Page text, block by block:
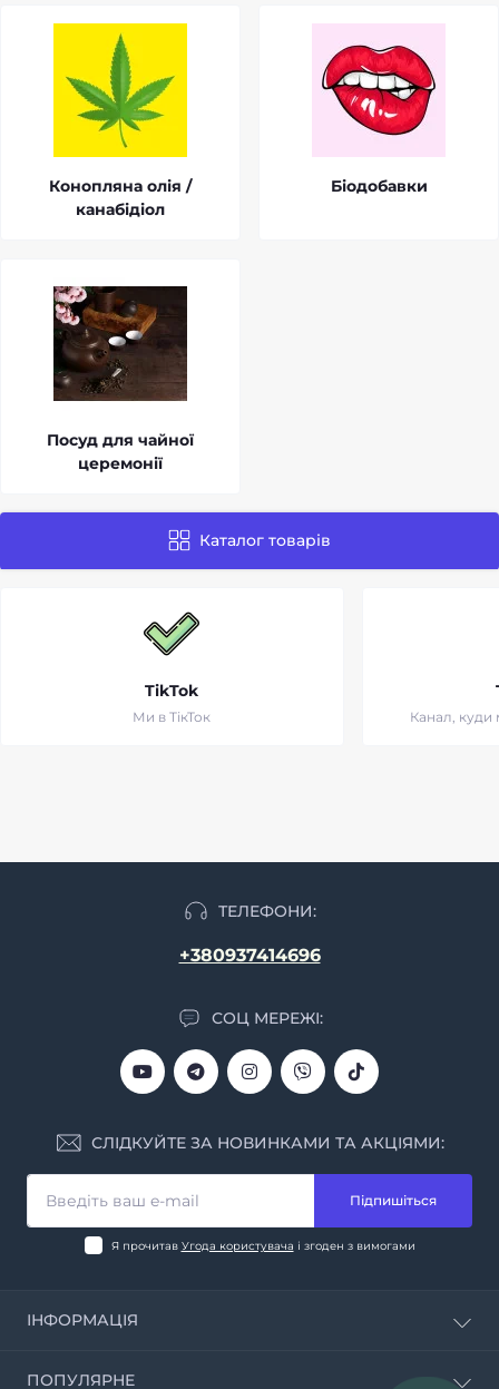
Конопляна олія /
канабідіол
Біодобавки
Посуд для чайної
церемонії
Каталог товарів
TikTok
Ми в ТікТок Канал,
ТЕЛЕФОНИ:
+380937414696
СОЦ МЕРЕЖІ:
СЛІДКУЙТЕ ЗА НОВИНКАМИ ТА АКЦІЯМИ:
Підпишіться
Я прочитав Угода користувача і згоден з вимогами
ІНФОРМАЦІЯ
ПОПУЛЯРНЕ